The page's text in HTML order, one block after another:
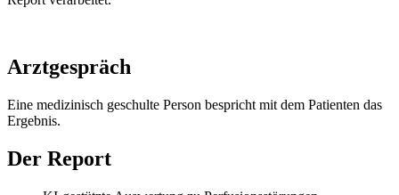
Arztgespräch
Eine medizinisch geschulte Person bespricht mit dem Patienten das
Ergebnis.
Der Report